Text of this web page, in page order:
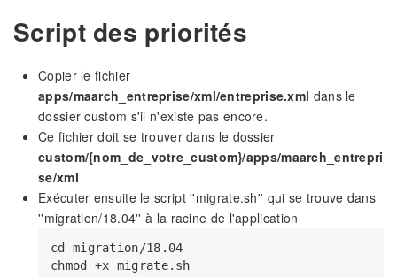
Script des priorités
Copier le fichier
apps/maarch_entreprise/xml/entreprise.xml dans le
dossier custom s'il n'existe pas encore.
Ce fichier doit se trouver dans le dossier
custom/{nom_de_votre_custom}/apps/maarch_entrepri
se/xml
Exécuter ensuite le script ''migrate.sh'' qui se trouve dans
''migration/18.04'' à la racine de l'application
cd migration/18.04
chmod +x migrate.sh